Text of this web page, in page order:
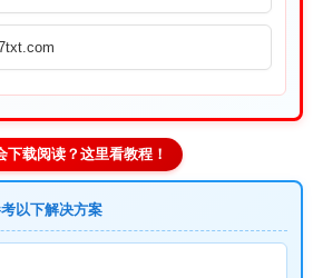
下载阅读？这里看教程！
以下解决方案